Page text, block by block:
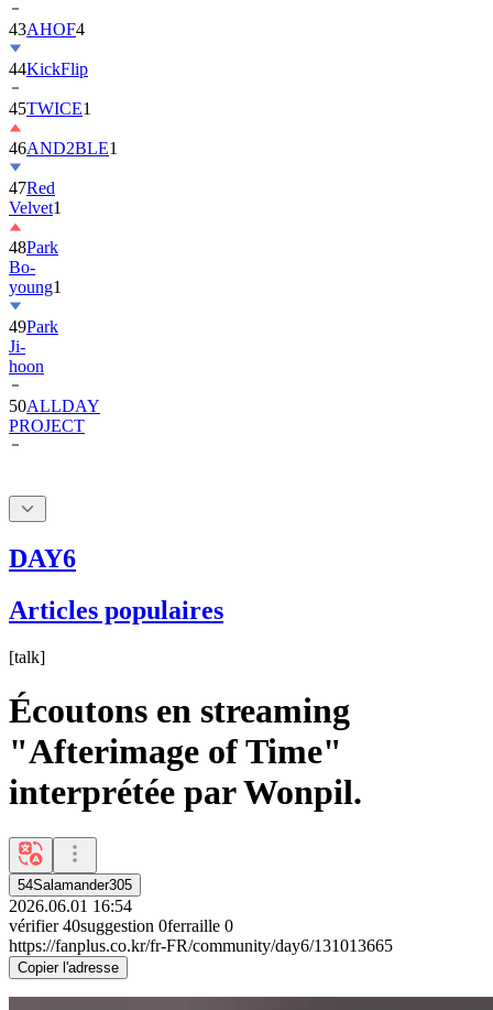
44KickFlip
45TWICE1
46AND2BLE
47Red
Velvet
48Park
Bo-
young1
49Park
Ji-
hoon
50ALLDAY
PROJECT
DAY6
Articles populaires
[talk]
Écoutons en streaming
"Afterimage of Time"
interprétée par Wonpil.
54Salamander305
2026.06.01 16:54
vérifier 40suggestion 0ferraille 0
https://fanplus.co.kr/fr-FR/community/day6/131013665
Copier l'adresse